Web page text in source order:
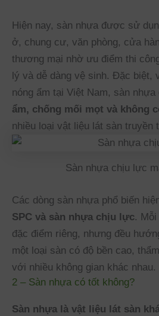
Hiện nay, sàn nhựa được sử
ở, chung cư, văn phòng, cửa
thương mại nhờ ưu điểm thi
lý và dễ dàng vệ sinh. Đặc biệt,
nóng ẩm tại Việt Nam, sàn nhựa
ẩm, chống mối mọt và không
nhiều loại vật liệu lát sàn truyền
Sàn nhựa chịu lực
Các dòng sàn nhựa phổ biến
SPC và sàn nhựa chịu lực.
đặc điểm riêng, nhưng đều
một loại sàn có độ bền cao,
với nhiều không gian khác nhau.
2 – Sàn nhựa có tốt không?
Sàn nhựa là vật liệu lát sàn